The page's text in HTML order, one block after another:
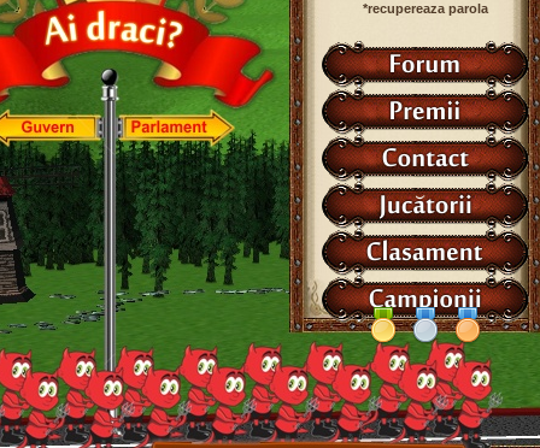
*recupereaza parola